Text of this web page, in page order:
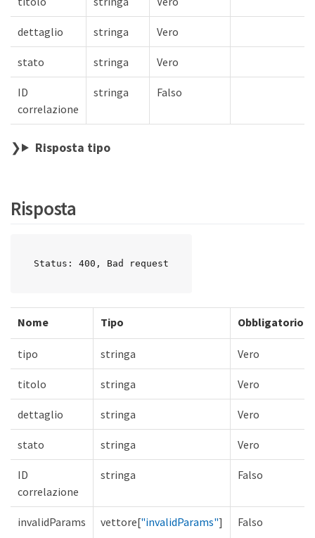
dettaglio stringa Vero
stato stringa Vero
ID
correlazione
stringa Falso
Risposta tipo
Risposta
Status: 400, Bad request
Nome Tipo Obbligatorio
tipo stringa Vero
titolo stringa Vero
dettaglio stringa Vero
stato stringa Vero
ID
correlazione
stringa Falso
invalidParams vettore["invalidParams"] Falso